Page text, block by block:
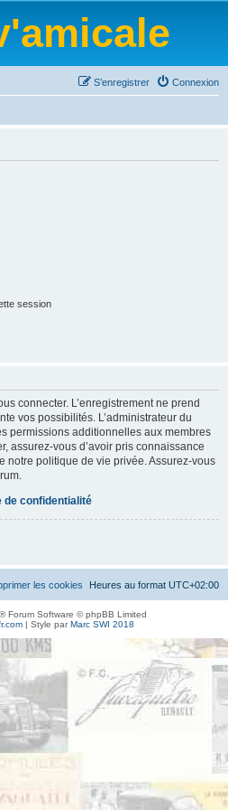
Connexion
S’enregistrer
session
connecter. L’enregistrement ne prend
vos possibilités. L’administrateur du
permissions additionnelles aux membres
assurez-vous d’avoir pris connaissance
notre politique de vie privée. Assurez-vous
de confidentialité
Heures au format UTC+02:00
les cookies
® Forum Software © phpBB Limited
| Style parMarc SWI 2018